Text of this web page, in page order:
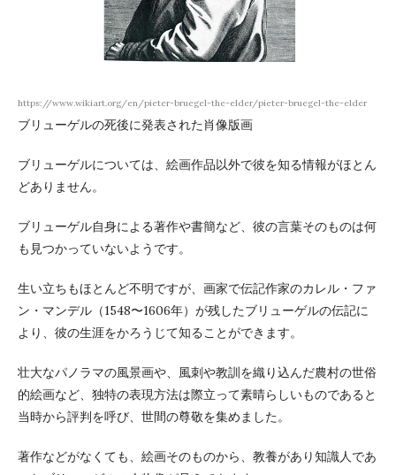
https://www.wikiart.org/en/pieter-bruegel-the-elder/pieter-bruegel-the-elder
ブリューゲルの死後に発表された肖像版画
ブリューゲルについては、絵画作品以外で彼を知る情報がほとん
どありません。
ブリューゲル自身による著作や書簡など、彼の言葉そのものは何
も見つかっていないようです。
生い立ちもほとんど不明ですが、画家で伝記作家のカレル・ファ
ン・マンデル（1548〜1606年）が残したブリューゲルの伝記に
より、彼の生涯をかろうじて知ることができます。
壮大なパノラマの風景画や、風刺や教訓を織り込んだ農村の世俗
的絵画など、独特の表現方法は際立って素晴らしいものであると
当時から評判を呼び、世間の尊敬を集めました。
著作などがなくても、絵画そのものから、教養があり知識人であ